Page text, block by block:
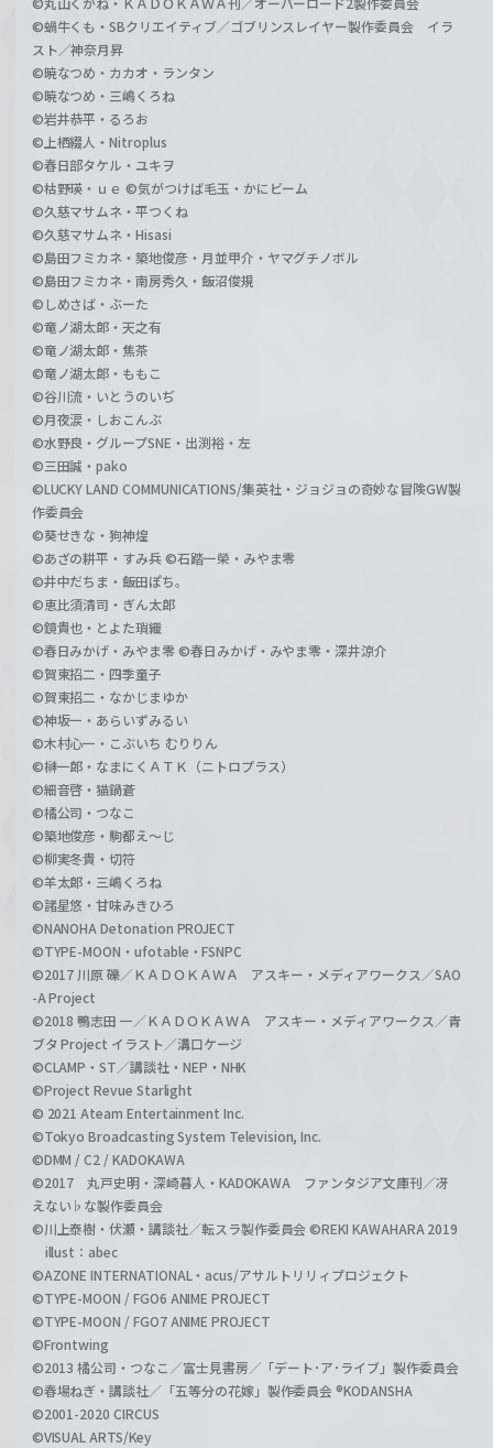
©蝸牛くも・SBクリエイティブ／ゴブリンスレイヤー製作委員会 イラ
スト／神奈月昇
©暁なつめ・カカオ・ランタン
©暁なつめ・三嶋くろね
©岩井恭平・るろお
©上栖綴人・Nitroplus
©春日部タケル・ユキヲ
©枯野瑛・ｕｅ ©気がつけば毛玉・かにビーム
©久慈マサムネ・平つくね
©久慈マサムネ・Hisasi
©島田フミカネ・築地俊彦・月並甲介・ヤマグチノボル
©島田フミカネ・南房秀久・飯沼俊規
©しめさば・ぶーた
©竜ノ湖太郎・天之有
©竜ノ湖太郎・焦茶
©竜ノ湖太郎・ももこ
©谷川流・いとうのいぢ
©月夜涙・しおこんぶ
©水野良・グループSNE・出渕裕・左
©三田誠・pako
©LUCKY LAND COMMUNICATIONS/集英社・ジョジョの奇妙な冒険GW製
作委員会
©葵せきな・狗神煌
©あざの耕平・すみ兵 ©石踏一榮・みやま零
©井中だちま・飯田ぽち。
©恵比須清司・ぎん太郎
©鏡貴也・とよた瑣織
©春日みかげ・みやま零 ©春日みかげ・みやま零・深井涼介
©賀東招二・四季童子
©賀東招二・なかじまゆか
©神坂一・あらいずみるい
©木村心一・こぶいち むりりん
©榊一郎・なまにくＡＴＫ（ニトロプラス）
©細音啓・猫鍋蒼
©橘公司・つなこ
©築地俊彦・駒都え～じ
©柳実冬貴・切符
©羊太郎・三嶋くろね
©諸星悠・甘味みきひろ
©NANOHA Detonation PROJECT
©TYPE-MOON・ufotable・FSNPC
©2017 川原 礫／ＫＡＤＯＫＡＷＡ アスキー・メディアワークス／SAO
-A Project
©2018 鴨志田 一／ＫＡＤＯＫＡＷＡ アスキー・メディアワークス／青
ブタ Project イラスト／溝口ケージ
©CLAMP・ST／講談社・NEP・NHK
©Project Revue Starlight
© 2021 Ateam Entertainment Inc.
©Tokyo Broadcasting System Television, Inc.
©DMM / C2 / KADOKAWA
©2017 丸戸史明・深崎暮人・KADOKAWA ファンタジア文庫刊／冴
えない♭な製作委員会
©川上泰樹・伏瀬・講談社／転スラ製作委員会 ©REKI KAWAHARA 2019
illust：abec
©AZONE INTERNATIONAL・acus/アサルトリリィプロジェクト
©TYPE-MOON / FGO6 ANIME PROJECT
©TYPE-MOON / FGO7 ANIME PROJECT
©Frontwing
©2013 橘公司・つなこ／富士見書房／「デート･ア･ライブ」製作委員会
©春場ねぎ・講談社／「五等分の花嫁」製作委員会 ®KODANSHA
©2001-2020 CIRCUS
©VISUAL ARTS/Key